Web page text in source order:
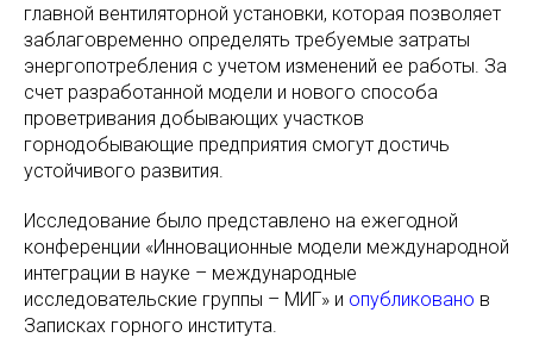
главной вентиляторной установки, которая позволяет
заблаговременно определять требуемые затраты
энергопотребления с учетом изменений ее работы. За
счет разработанной модели и нового способа
проветривания добывающих участков
горнодобывающие предприятия смогут достичь
устойчивого развития.
Исследование было представлено на ежегодной
конференции «Инновационные модели международной
интеграции в науке – международные
исследовательские группы – МИГ» и опубликовано в
Записках горного института.